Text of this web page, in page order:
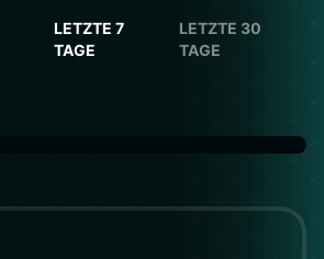
LETZTE 7
TAGE
LETZTE 30
TAGE